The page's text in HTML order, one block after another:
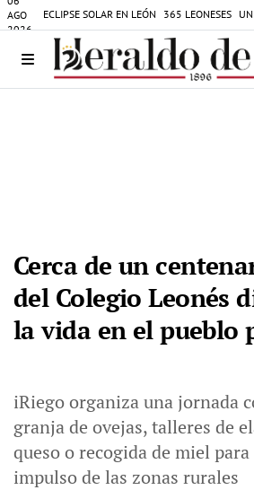
AGO
2026
ECLIPSE SOLAR EN LEÓN 365 LEONESES
Cerca de un
del Colegio Leonés
la vida en el pueblo
iRiego organiza una jornada
granja de ovejas, talleres de
queso o recogida de miel
impulso de las zonas rurales